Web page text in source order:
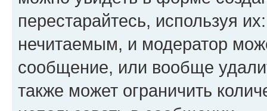
перестарайтесь, используя
нечитаемым, и модератор
сообщение, или вообще
также может ограничить